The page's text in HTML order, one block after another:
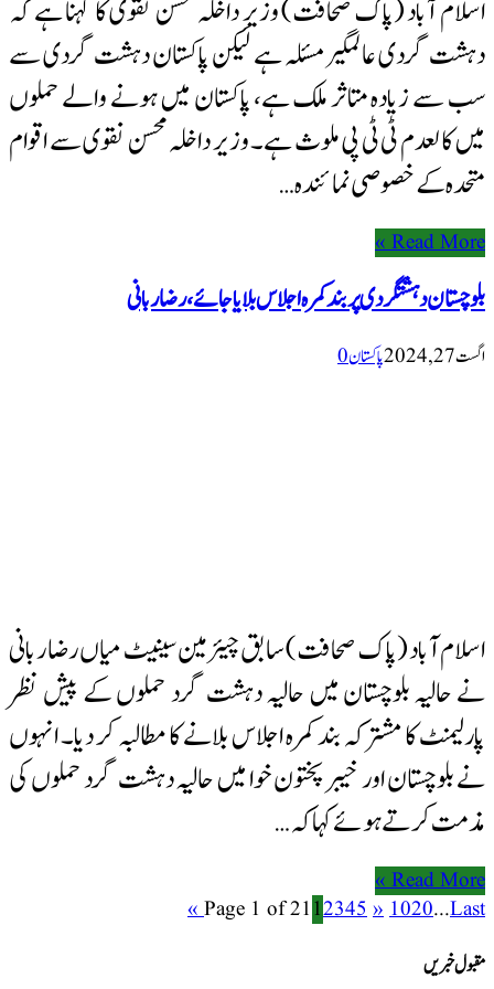
اسلام آباد (پاک صحافت) وزیرِ داخلہ محسن نقوی کا کہنا ہے کہ
دہشت گردی عالمگیر مسئلہ ہے لیکن پاکستان دہشت گردی سے
سب سے زیادہ متاثر ملک ہے، پاکستان میں ہونے والے حملوں
میں کالعدم ٹی ٹی پی ملوث ہے۔ وزیر داخلہ محسن نقوی سے اقوام
متحدہ کے خصوصی نمائندہ …
Read More »
بلوچستان دہشتگردی پر بند کمرہ اجلاس بلایا جائے، رضا ربانی
اگست 27, 2024 پاکستان0
اسلام آباد (پاک صحافت) سابق چیئرمین سینیٹ میاں رضا ربانی
نے حالیہ بلوچستان میں حالیہ دہشت گرد حملوں کے پیش نظر
پارلیمنٹ کا مشترکہ بند کمرہ اجلاس بلانے کا مطالبہ کر دیا۔ انہوں
نے بلوچستان اور خیبر پختون خوا میں حالیہ دہشت گرد حملوں کی
مذمت کرتے ہوئے کہا کہ …
Read More »
Page 1 of 2112345»1020...Last »
مقبول خبریں